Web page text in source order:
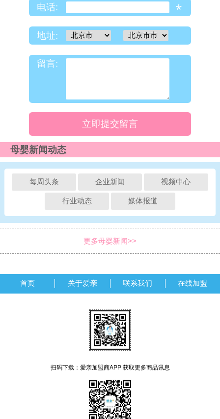
电话: *
地址:
留言:
立即提交留言
母婴新闻动态
每周头条 企业新闻 视频中心
行业动态 媒体报道
更多母婴新闻>>
首页 关于爱亲 联系我们 在线加盟
扫码下载：爱亲加盟商APP 获取更多商品讯息